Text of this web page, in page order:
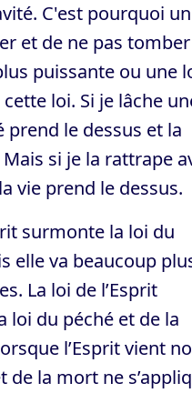
C'est pourquoi un
et de ne pas
puissante ou une
loi. Si je lâche
prend le dessus et la
si je la rattrape
vie prend le dessus.
surmonte la loi du
elle va beaucoup
La loi de l’Esprit
loi du péché et de la
l’Esprit vient
de la mort ne